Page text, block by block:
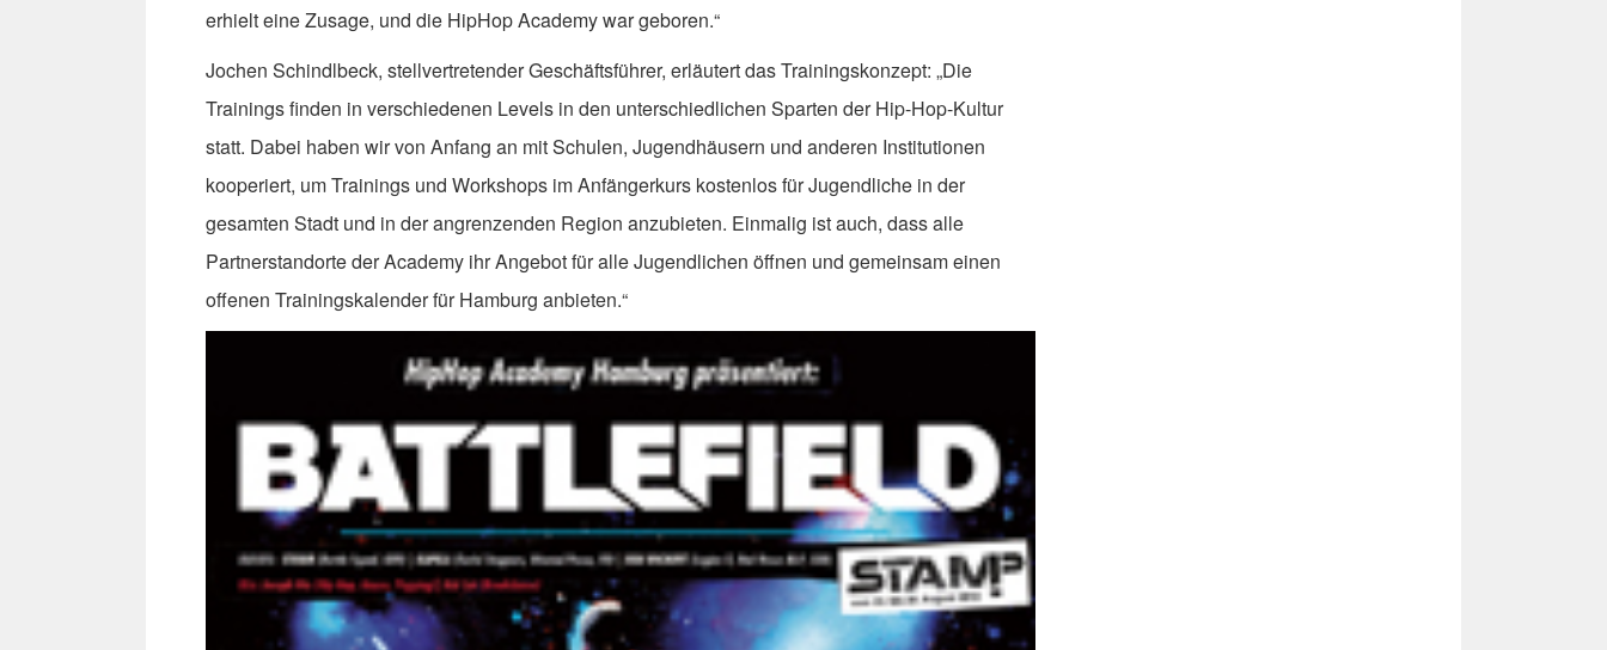
erhielt eine Zusage, und die HipHop Academy war geboren.“
Jochen Schindlbeck, stellvertretender Geschäftsführer, erläutert das Trainingskonzept: „Die
Trainings finden in verschiedenen Levels in den unterschiedlichen Sparten der Hip-Hop-Kultur
statt. Dabei haben wir von Anfang an mit Schulen, Jugendhäusern und anderen Institutionen
kooperiert, um Trainings und Workshops im Anfängerkurs kostenlos für Jugendliche in der
gesamten Stadt und in der angrenzenden Region anzubieten. Einmalig ist auch, dass alle
Partnerstandorte der Academy ihr Angebot für alle Jugendlichen öffnen und gemeinsam einen
offenen Trainingskalender für Hamburg anbieten.“